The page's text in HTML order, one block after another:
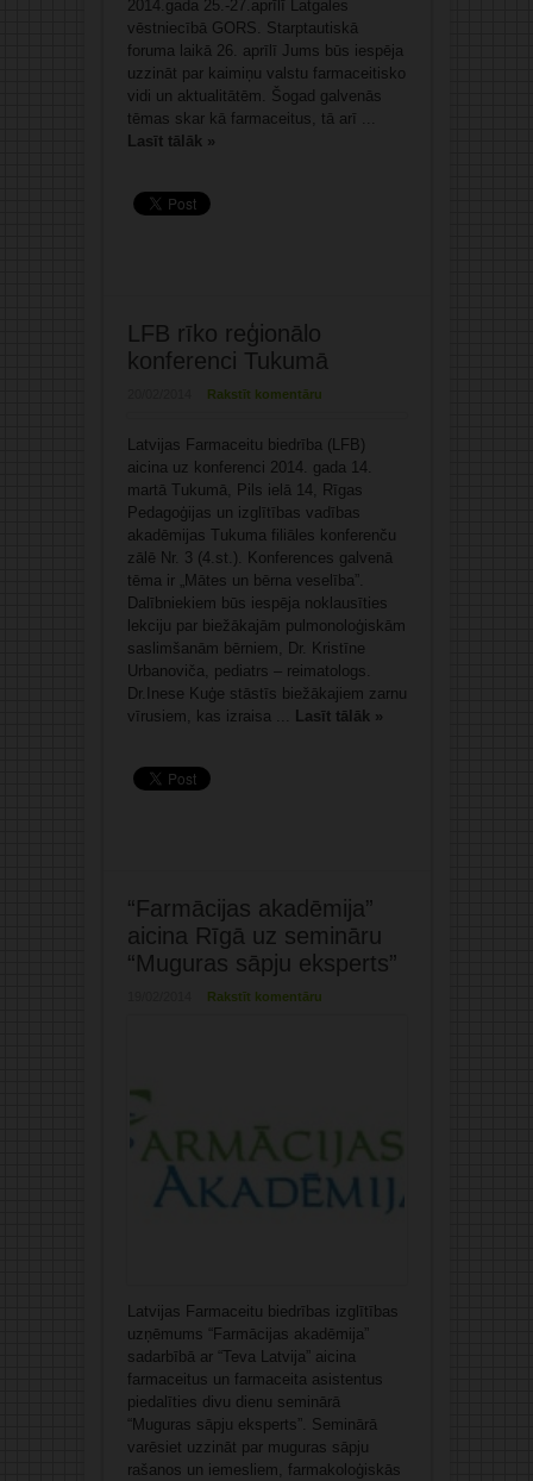
2014.gada 25.-27.aprīlī Latgales
vēstniecībā GORS. Starptautiskā
foruma laikā 26. aprīlī Jums būs iespēja
uzzināt par kaimiņu valstu farmaceitisko
vidi un aktualitātēm. Šogad galvenās
tēmas skar kā farmaceitus, tā arī ...
Lasīt tālāk »
LFB rīko reģionālo
konferenci Tukumā
Rakstīt komentāru
Latvijas Farmaceitu biedrība (LFB)
aicina uz konferenci 2014. gada 14.
martā Tukumā, Pils ielā 14, Rīgas
Pedagoģijas un izglītības vadības
akadēmijas Tukuma filiāles konferenču
zālē Nr. 3 (4.st.). Konferences galvenā
tēma ir „Mātes un bērna veselība”.
Dalībniekiem būs iespēja noklausīties
lekciju par biežākajām pulmonoloģiskām
saslimšanām bērniem, Dr. Kristīne
Urbanoviča, pediatrs – reimatologs.
Dr.Inese Kuģe stāstīs biežākajiem zarnu
vīrusiem, kas izraisa ... Lasīt tālāk »
“Farmācijas akadēmija”
aicina Rīgā uz semināru
“Muguras sāpju eksperts”
Rakstīt komentāru
Latvijas Farmaceitu biedrības izglītības
uzņēmums “Farmācijas akadēmija”
sadarbībā ar “Teva Latvija” aicina
farmaceitus un farmaceita asistentus
piedalīties divu dienu seminārā
“Muguras sāpju eksperts”. Seminārā
varēsiet uzzināt par muguras sāpju
rašanos un iemesliem, farmakoloģiskās